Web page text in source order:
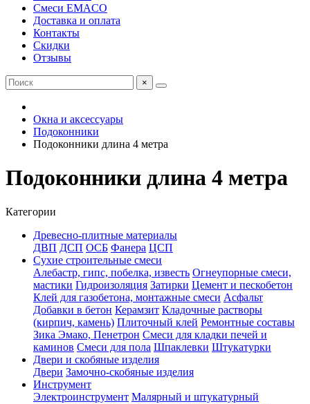
Смеси EMACO
Доставка и оплата
Контакты
Скидки
Отзывы
×
Окна и аксессуары
Подоконники
Подоконники длина 4 метра
Подоконники длина 4 метра
Категории
Древесно-плитные материалы
ДВП ДСП ОСБ Фанера ЦСП
Сухие строительные смеси
Алебастр, гипс, побелка, известь Огнеупорные смеси,
мастики Гидроизоляция Затирки Цемент и пескобетон
Клей для газобетона, монтажные смеси Асфальт
Добавки в бетон Керамзит Кладочные растворы
(кирпич, камень) Плиточный клей Ремонтные составы
Зика Эмако, Пенетрон Смеси для кладки печей и
каминов Смеси для пола Шпаклевки Штукатурки
Двери и скобяные изделия
Двери Замочно-скобяные изделия
Инструмент
Электроинструмент Малярный и штукатурный